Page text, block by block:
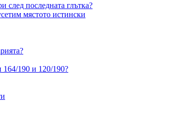
след последната глътка?
мястото истински
164/190 и 120/190?